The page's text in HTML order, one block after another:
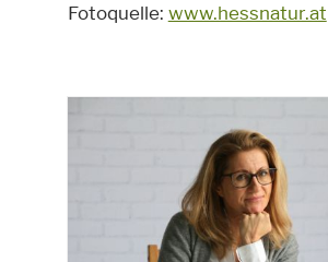
Fotoquelle: www.hessnatur.at